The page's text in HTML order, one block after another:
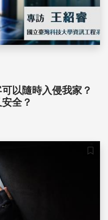
以隨時入侵我家？
全？
儲存